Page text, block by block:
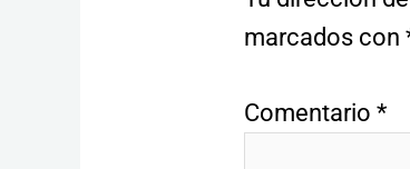
marcados con
Comentario *